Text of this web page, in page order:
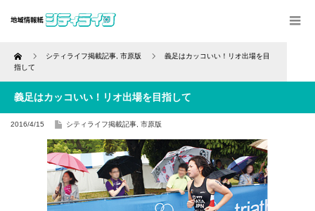
Home シティライフ掲載記事 市原版
義足はカッコいい！リオ出場を目
指して
義足はカッコいい！リオ出場を目指して
2016/4/15 シティライフ掲載記事 市原版